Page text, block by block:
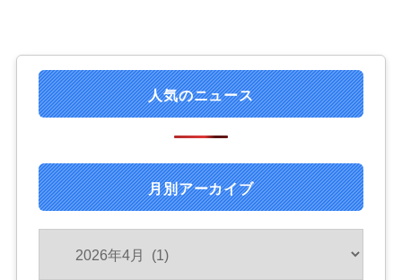
人気のニュース
月別アーカイブ